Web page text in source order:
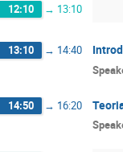
12:10 → 13:10
13:10 → 14:40
14:50 → 16:20